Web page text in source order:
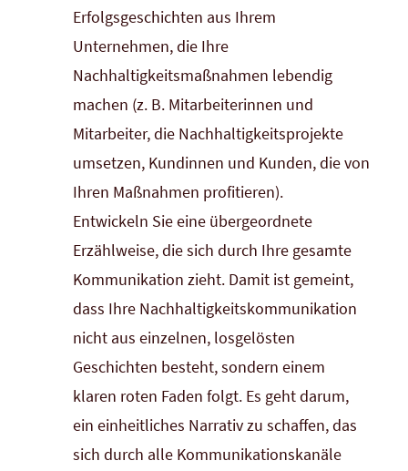
Erfolgsgeschichten aus Ihrem
Unternehmen, die Ihre
Nachhaltigkeitsmaßnahmen lebendig
machen (z. B. Mitarbeiterinnen und
Mitarbeiter, die Nachhaltigkeitsprojekte
umsetzen, Kundinnen und Kunden, die von
Ihren Maßnahmen profitieren).
Entwickeln Sie eine übergeordnete
Erzählweise, die sich durch Ihre gesamte
Kommunikation zieht. Damit ist gemeint,
dass Ihre Nachhaltigkeitskommunikation
nicht aus einzelnen, losgelösten
Geschichten besteht, sondern einem
klaren roten Faden folgt. Es geht darum,
ein einheitliches Narrativ zu schaffen, das
sich durch alle Kommunikationskanäle